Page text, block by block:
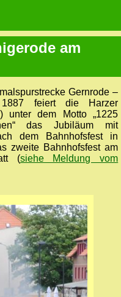
am
Gernrode –
feiert die Harzer
unter dem Motto „1225
das Jubiläum mit
dem Bahnhofsfest in
zweite Bahnhofsfest am
(siehe Meldung vom